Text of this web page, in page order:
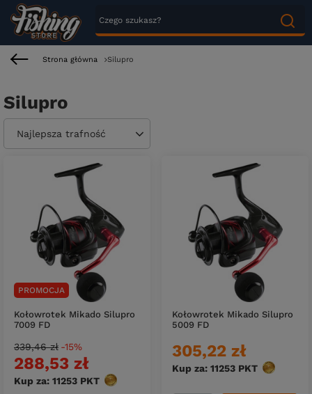
Strona główna Silupro
Silupro
Zmień sortowanie
Najlepsza trafność
PROMOCJA
Kołowrotek Mikado Silupro
7009 FD
288,53 zł
Kup za: 11253 PKT punktów
339,46 zł -15%
Kołowrotek Mikado Silupro
5009 FD
305,22 zł
Kup za: 11253 PKT punktów